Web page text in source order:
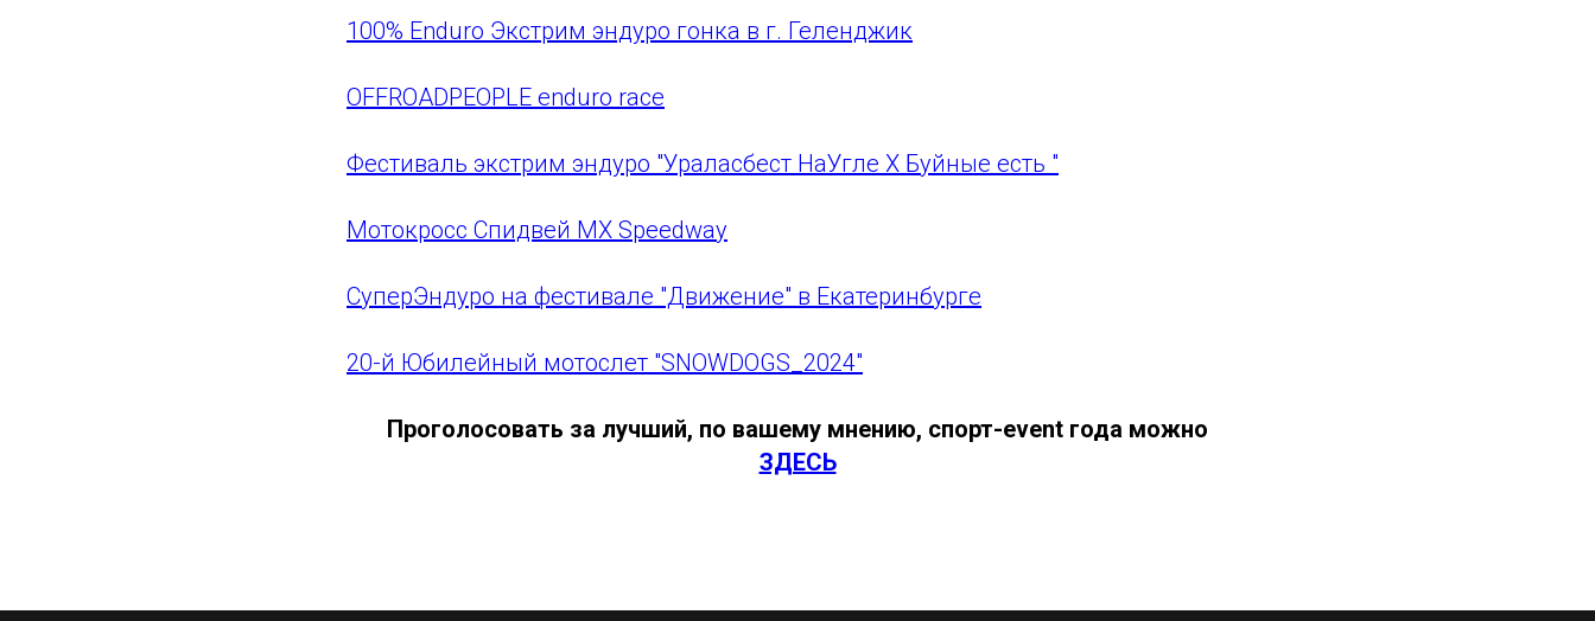
100% Enduro Экстрим эндуро гонка в г. Геленджик
OFFROADPEOPLE enduro race
Фестиваль экстрим эндуро "Ураласбест НаУгле Х Буйные есть "
Мотокросс Спидвей MX Speedway
СуперЭндуро на фестивале "Движение" в Екатеринбурге
20-й Юбилейный мотослет "SNOWDOGS_2024"
Проголосовать за лучший, по вашему мнению, спорт-event года можно
ЗДЕСЬ